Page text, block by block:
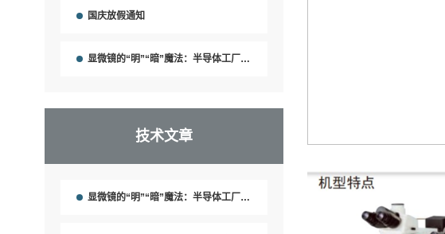
国庆放假通知
显微镜的“明”“暗”魔法：半导体工厂里的“找茬小能手”
技术文章
显微镜的“明”“暗”魔法：半导体工厂里的“找茬小能手”